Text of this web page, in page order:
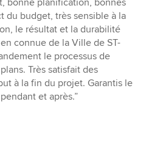
bonne planification, bonnes
du budget, très sensible à la
le résultat et la durabilité
connue de la Ville de ST-
le processus de
Très satisfait des
à la fin du projet. Garantis le
et après.”